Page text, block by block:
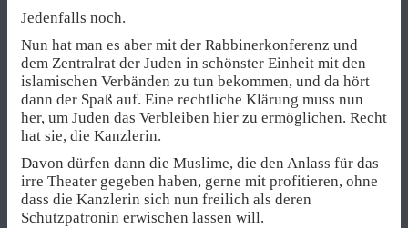
Jedenfalls noch.
Nun hat man es aber mit der Rabbinerkonferenz und
dem Zentralrat der Juden in schönster Einheit mit den
islamischen Verbänden zu tun bekommen, und da hört
dann der Spaß auf. Eine rechtliche Klärung muss nun
her, um Juden das Verbleiben hier zu ermöglichen. Recht
hat sie, die Kanzlerin.
Davon dürfen dann die Muslime, die den Anlass für das
irre Theater gegeben haben, gerne mit profitieren, ohne
dass die Kanzlerin sich nun freilich als deren
Schutzpatronin erwischen lassen will.